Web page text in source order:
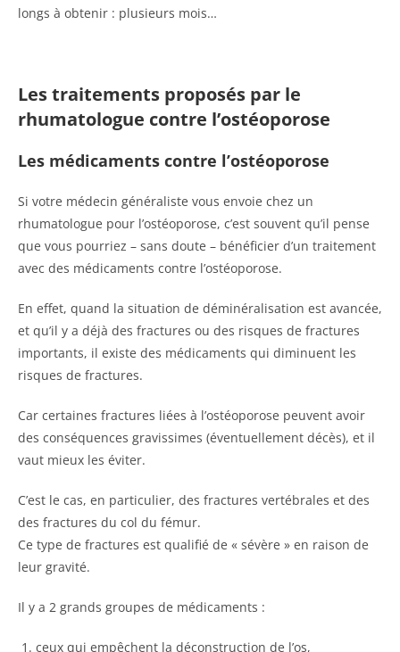
longs à obtenir : plusieurs mois…
Les traitements proposés par le
rhumatologue contre l’ostéoporose
Les médicaments contre l’ostéoporose
Si votre médecin généraliste vous envoie chez un
rhumatologue pour l’ostéoporose, c’est souvent qu’il pense
que vous pourriez – sans doute – bénéficier d’un traitement
avec des médicaments contre l’ostéoporose.
En effet, quand la situation de déminéralisation est avancée,
et qu’il y a déjà des fractures ou des risques de fractures
importants, il existe des médicaments qui diminuent les
risques de fractures.
Car certaines fractures liées à l’ostéoporose peuvent avoir
des conséquences gravissimes (éventuellement décès), et il
vaut mieux les éviter.
C’est le cas, en particulier, des fractures vertébrales et des
des fractures du col du fémur.
Ce type de fractures est qualifié de « sévère » en raison de
leur gravité.
Il y a 2 grands groupes de médicaments :
ceux qui empêchent la déconstruction de l’os,